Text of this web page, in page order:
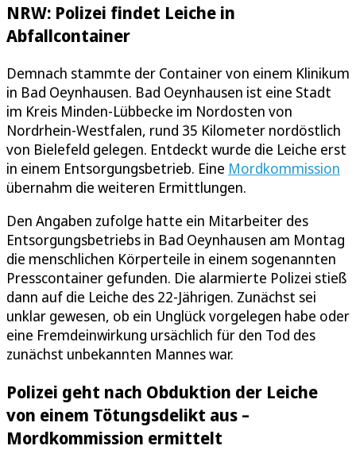
NRW: Polizei findet Leiche in
Abfallcontainer
Demnach stammte der Container von einem Klinikum
in Bad Oeynhausen. Bad Oeynhausen ist eine Stadt
im Kreis Minden-Lübbecke im Nordosten von
Nordrhein-Westfalen, rund 35 Kilometer nordöstlich
von Bielefeld gelegen. Entdeckt wurde die Leiche erst
in einem Entsorgungsbetrieb. Eine Mordkommission
übernahm die weiteren Ermittlungen.
Den Angaben zufolge hatte ein Mitarbeiter des
Entsorgungsbetriebs in Bad Oeynhausen am Montag
die menschlichen Körperteile in einem sogenannten
Presscontainer gefunden. Die alarmierte Polizei stieß
dann auf die Leiche des 22-Jährigen. Zunächst sei
unklar gewesen, ob ein Unglück vorgelegen habe oder
eine Fremdeinwirkung ursächlich für den Tod des
zunächst unbekannten Mannes war.
Polizei geht nach Obduktion der Leiche
von einem Tötungsdelikt aus –
Mordkommission ermittelt